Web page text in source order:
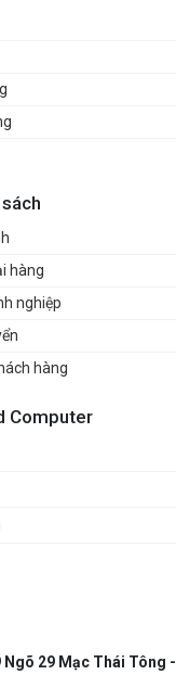
hàng
nghiệp
hàng
Computer
Ngõ 29 Mạc Thái Tông